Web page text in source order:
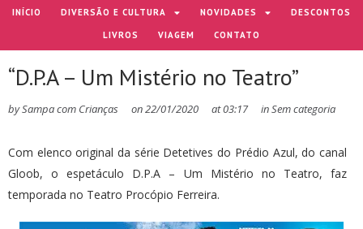
INÍCIO DIVERSÃO E CULTURA NOVIDADES
DESCONTOS
LIVROS
VIAGEM CONTATO
“D.P.A – Um Mistério no Teatro”
bySampa com Crianças on22/01/2020 at03:17 inSem categoria
Com elenco original da série Detetives do Prédio Azul, do canal
Gloob, o espetáculo D.P.A – Um Mistério no Teatro, faz
temporada no Teatro Procópio Ferreira.